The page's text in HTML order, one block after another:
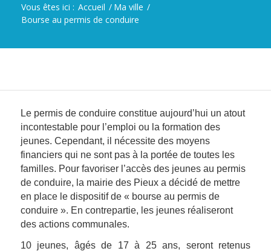
Vous êtes ici : Accueil / Ma ville /
Bourse au permis de conduire
Le permis de conduire constitue aujourd’hui un atout
incontestable pour l’emploi ou la formation des
jeunes. Cependant, il nécessite des moyens
financiers qui ne sont pas à la portée de toutes les
familles. Pour favoriser l’accès des jeunes au permis
de conduire, la mairie des Pieux a décidé de mettre
en place le dispositif de « bourse au permis de
conduire ». En contrepartie, les jeunes réaliseront
des actions communales.
10 jeunes, âgés de 17 à 25 ans, seront retenus